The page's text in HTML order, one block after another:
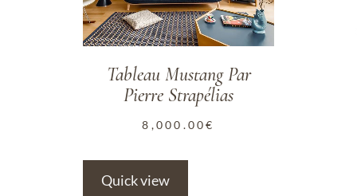
Tableau Mustang Par
Pierre Strapélias
8,000.00€
Quick view